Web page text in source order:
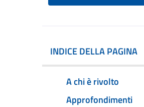
INDICE DELLA PAGINA
A chi è rivolto
Approfondimenti